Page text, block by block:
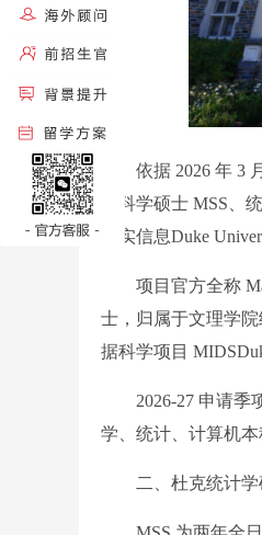
依据 2026 年 3 月
计科学硕士 MSS、
不实信息Duke
项目官方全称
士，归属于文理学
据科学项目
2026-27 申请季项
学、统计、计算机
二、杜克统计学